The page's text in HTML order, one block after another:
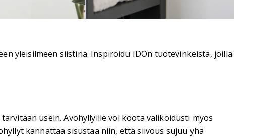
yleisilmeen siistinä. Inspiroidu IDOn tuotevinkeistä, joilla
usein. Avohyllyille voi koota valikoidusti myös
kannattaa sisustaa niin, että siivous sujuu yhä